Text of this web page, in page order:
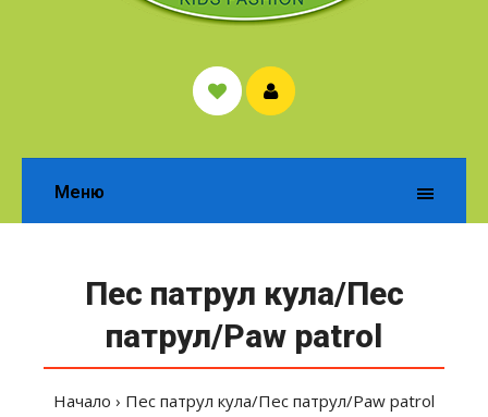
Меню
Пес патрул кула/Пес
патрул/Paw patrol
Начало Пес патрул кула/Пес патрул/Paw patrol